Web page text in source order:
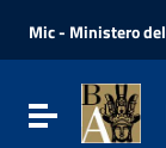
Vai al menu di
Vai al footer
Mic - Ministero
Attiva /